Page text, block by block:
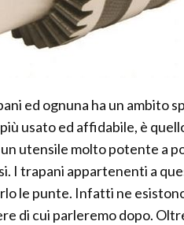
ed ognuna ha un ambito
usato ed affidabile, è
utensile molto potente a
I trapani appartenenti a
le punte. Infatti ne
di cui parleremo dopo.